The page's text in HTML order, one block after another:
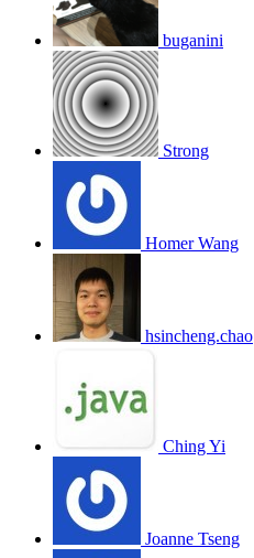
buganini
Strong
Homer Wang
hsincheng.chao
Ching Yi
Joanne Tseng